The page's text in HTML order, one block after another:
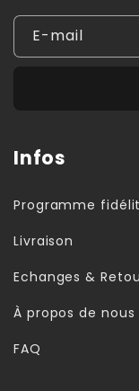
E-mail
Infos
Programme
Livraison
Echanges &
À propos de nous
FAQ